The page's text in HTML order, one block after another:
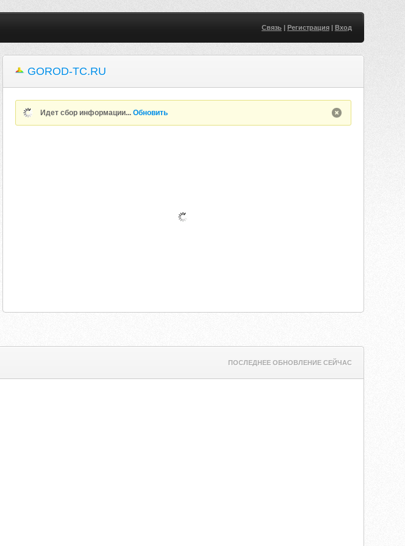
Связь| Регистрация| Вход
GOROD-TC.RU
Идет сбор информации...Обновить
ПОСЛЕДНЕЕ ОБНОВЛЕНИЕ СЕЙЧАС